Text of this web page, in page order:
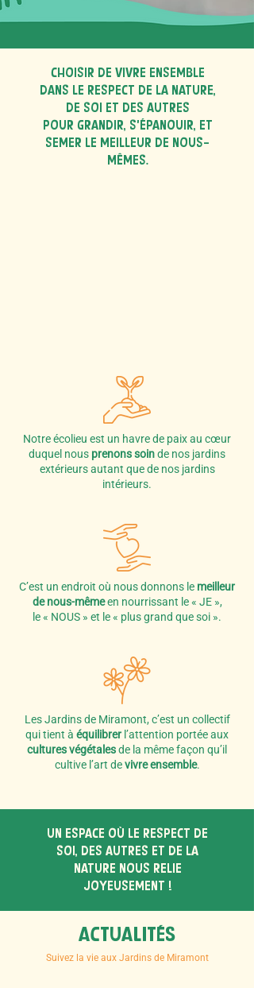
CHOISIR DE VIVRE ENSEMBLE
DANS LE RESPECT DE LA NATURE,
DE SOI ET DES AUTRES
POUR GRANDIR, S’éPANOUIR, ET
SEMER LE MEILLEUR DE nOUs-
mêmes.
Notre écolieu est un havre de paix au cœur
duquel nous prenons soinde nos jardins
extérieursautant que de nos jardins
intérieurs.
C’est un endroit où nous donnons le meilleur
de nous-mêmeen nourrissant le « JE »,
le « NOUS » et le « plus grand que soi ».
Les Jardins de Miramont, c’est un collectif
qui tient à équilibrer l’attention portée aux
cultures végétalesde la même façon qu’il
cultive l’art devivre ensemble.
UN ESPACE Où LE RESPECT DE
SOI, DES AUTRES ET DE LA
NATURE NOUS RELIE
JOYEUSEMENT !
ACTUALITés
Suivez la vie aux Jardins de Miramont